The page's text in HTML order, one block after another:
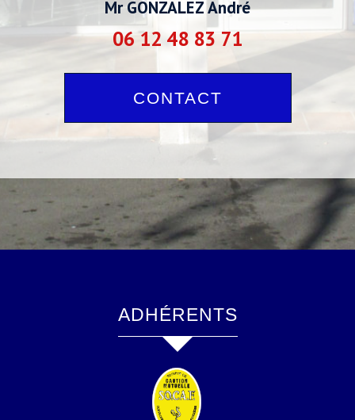
Mr GONZALEZ André
06 12 48 83 71
CONTACT
ADHÉRENTS